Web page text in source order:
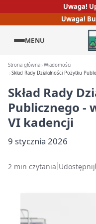
Uwaga!
Uwaga!
MENU
Strona główna Wiadomości
Skład Rady Działalności Pożytku
Skład Rady
Publicznego -
VI kadencji
9 stycznia 2026
2 min czytania Udostępnij